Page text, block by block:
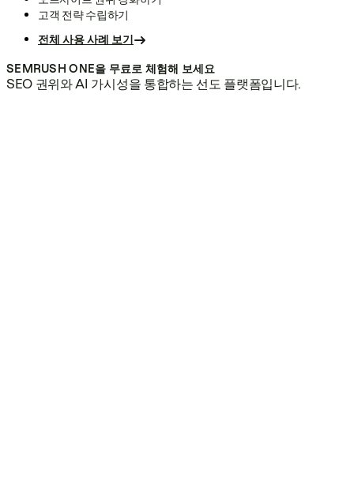
고객 전략 수립하기
전체 사용 사례 보기
SEMRUSH ONE을 무료로 체험해 보세요
SEO 권위와 AI 가시성을 통합하는 선도 플랫폼입니다.